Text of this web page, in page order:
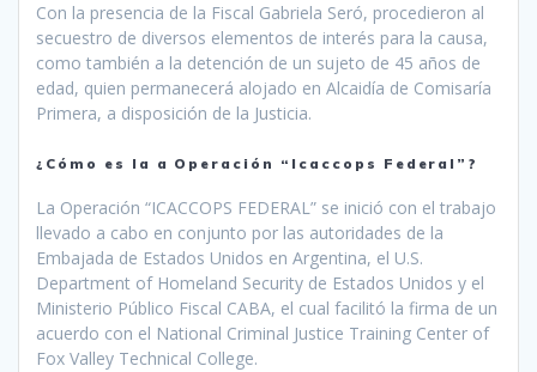
Con la presencia de la Fiscal Gabriela Seró, procedieron al
secuestro de diversos elementos de interés para la causa,
como también a la detención de un sujeto de 45 años de
edad, quien permanecerá alojado en Alcaidía de Comisaría
Primera, a disposición de la Justicia.
¿Cómo es la a Operación “Icaccops Federal”?
La Operación “ICACCOPS FEDERAL” se inició con el trabajo
llevado a cabo en conjunto por las autoridades de la
Embajada de Estados Unidos en Argentina, el U.S.
Department of Homeland Security de Estados Unidos y el
Ministerio Público Fiscal CABA, el cual facilitó la firma de un
acuerdo con el National Criminal Justice Training Center of
Fox Valley Technical College.